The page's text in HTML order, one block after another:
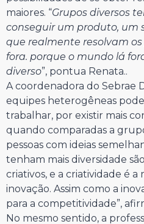
maiores. “Grupos diversos
conseguir um produto, um
que realmente resolvam
fora. porque o mundo lá
diverso”, pontua Renata..
A coordenadora do Sebrae
equipes heterogêneas
trabalhar, por existir mais
quando comparadas a
pessoas com ideias
tenham mais diversidade
criativos, e a criatividade é a
inovação. Assim como a
para a competitividade”,
No mesmo sentido, a